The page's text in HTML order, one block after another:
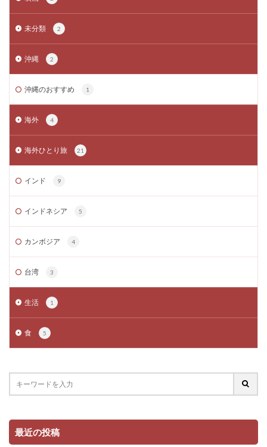
未分類 2
沖縄 2
沖縄のおすすめ 1
海外 4
海外ひとり旅 21
インド 9
インドネシア 5
カンボジア 4
台湾 3
生活 1
食 5
最近の投稿